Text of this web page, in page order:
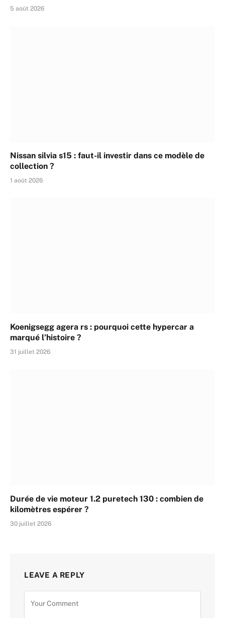
5 août 2026
Nissan silvia s15 : faut-il investir dans ce modèle de
collection ?
1 août 2026
Koenigsegg agera rs : pourquoi cette hypercar a
marqué l’histoire ?
31 juillet 2026
Durée de vie moteur 1.2 puretech 130 : combien de
kilomètres espérer ?
30 juillet 2026
LEAVE A REPLY